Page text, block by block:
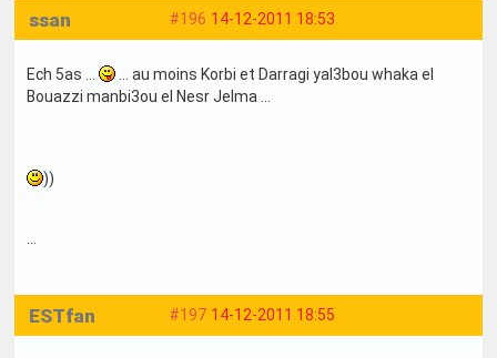
#196 14-12-2011 18:53
ssan
Ech 5as ...
... au moins Korbi et Darragi yal3bou whaka el
Bouazzi manbi3ou el Nesr Jelma ...
))
#197 14-12-2011 18:55
ESTfan